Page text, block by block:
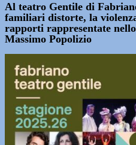
Al teatro Gentile di
familiari distorte, la
rapporti rappresentate
Massimo Popolizio